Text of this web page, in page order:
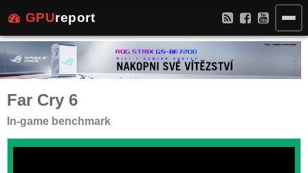
GPUreport
Far Cry 6
In-game benchmark